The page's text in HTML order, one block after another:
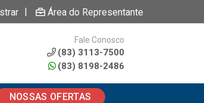
| Área do Representante
Fale Conosco
(83) 3113-7500
(83) 8198-2486
NOSSAS OFERTAS